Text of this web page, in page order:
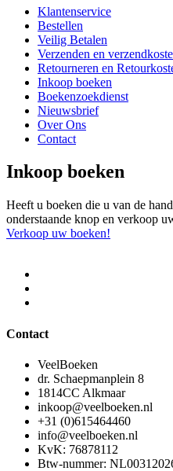
Klantenservice
Bestellen
Veilig Betalen
Verzenden en
Retourneren en
Inkoop boeken
Boekenzoekdienst
Nieuwsbrief
Over Ons
Contact
Inkoop boeken
Heeft u boeken die u van de
onderstaande knop en verkoop
Verkoop uw boeken!
Contact
VeelBoeken
dr. Schaepmanplein 8
1814CC Alkmaar
inkoop@veelboeken.nl
+31 (0)615464460
info@veelboeken.nl
KvK: 76878112
Btw-nummer: